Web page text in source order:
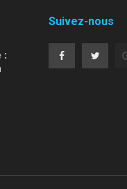
:
Suivez-nous